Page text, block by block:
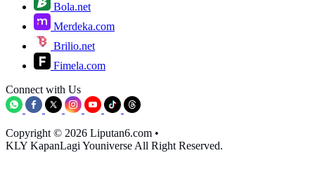
Bola.net
Merdeka.com
Brilio.net
Fimela.com
Connect with Us
Copyright © 2026 Liputan6.com •
KLY KapanLagi Youniverse All Right Reserved.